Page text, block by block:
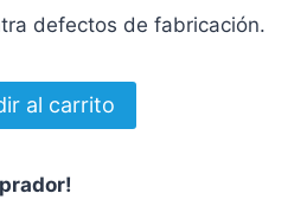
defectos de fabricación.
al carrito